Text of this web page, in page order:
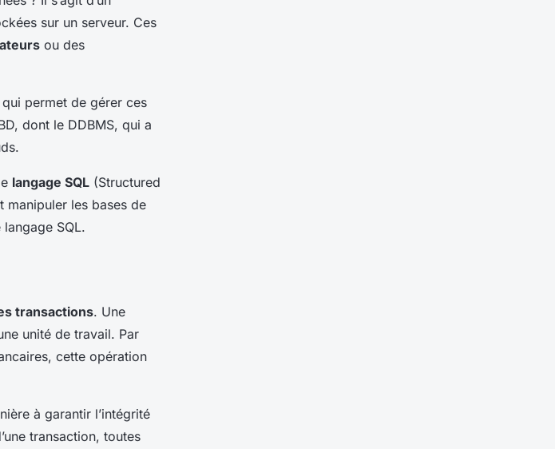
sur un serveur. Ces
ou des
qui permet de gérer ces
dont le DDBMS, qui a
langage SQL (Structured
manipuler les bases de
SQL.
transactions. Une
unité de travail. Par
cette opération
à garantir l’intégrité
transaction, toutes